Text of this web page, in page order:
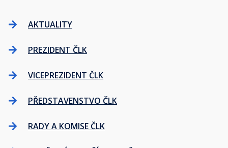
AKTUALITY
PREZIDENT ČLK
VICEPREZIDENT ČLK
PŘEDSTAVENSTVO ČLK
RADY A KOMISE ČLK